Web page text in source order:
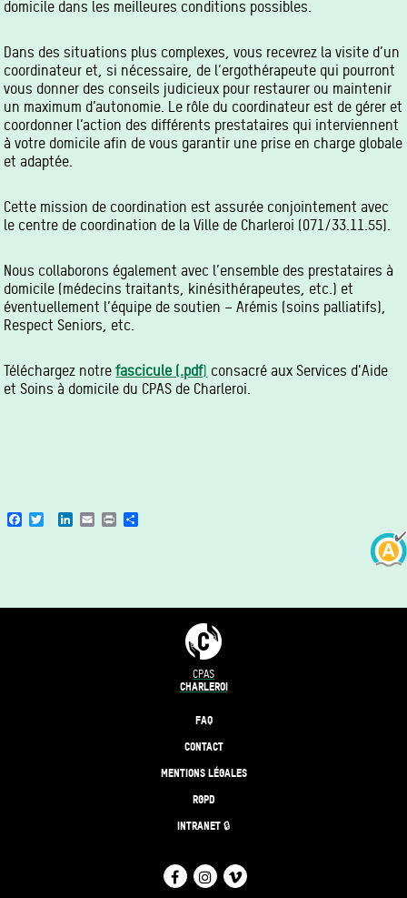
domicile dans les meilleures conditions possibles.
Dans des situations plus complexes, vous recevrez la visite d’un
coordinateur et, si nécessaire, de l’ergothérapeute qui pourront
vous donner des conseils judicieux pour restaurer ou maintenir
un maximum d’autonomie. Le rôle du coordinateur est de gérer et
coordonner l’action des différents prestataires qui interviennent
à votre domicile afin de vous garantir une prise en charge globale
et adaptée.
Cette mission de coordination est assurée conjointement avec
le centre de coordination de la Ville de Charleroi (071/33.11.55).
Nous collaborons également avec l’ensemble des prestataires à
domicile (médecins traitants, kinésithérapeutes, etc.) et
éventuellement l’équipe de soutien – Arémis (soins palliatifs),
Respect Seniors, etc.
Téléchargez notrefascicule (.pdf) consacré aux Services d'Aide
et Soins à domicile du CPAS de Charleroi.
Facebook
TwitterLinkedIn
EmailPrint
CPAS
CHARLEROI
FAQ
CONTACT
MENTIONS LÉGALES
RGPD
INTRANET 🔒
FACEBOOKINSTAGRAM
VIMEO